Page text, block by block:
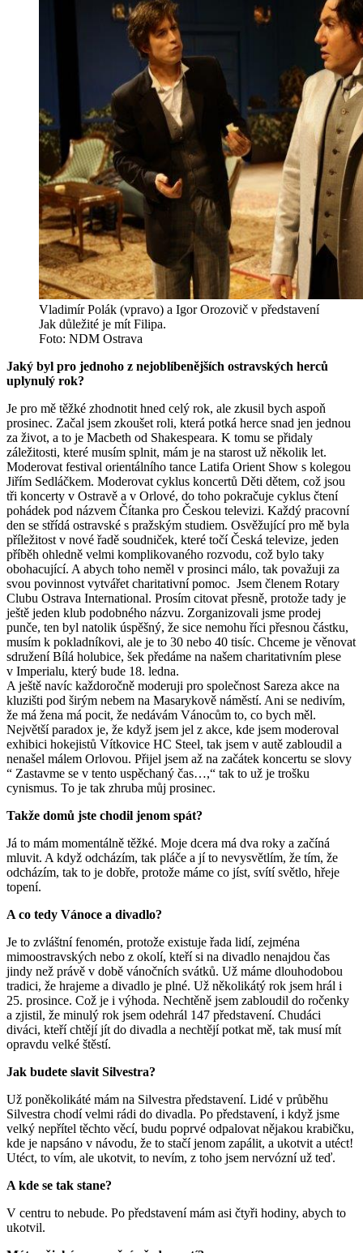
Vladimír Polák (vpravo) a Igor Orozovič v představení
Jak důležité je mít Filipa.
Foto: NDM Ostrava
Jaký byl pro jednoho z nejoblíbenějších ostravských herců
uplynulý rok?
Je pro mě těžké zhodnotit hned celý rok, ale zkusil bych aspoň
prosinec. Začal jsem zkoušet roli, která potká herce snad jen jednou
za život, a to je Macbeth od Shakespeara. K tomu se přidaly
záležitosti, které musím splnit, mám je na starost už několik let.
Moderovat festival orientálního tance Latifa Orient Show s kolegou
Jiřím Sedláčkem. Moderovat cyklus koncertů Děti dětem, což jsou
tři koncerty v Ostravě a v Orlové, do toho pokračuje cyklus čtení
pohádek pod názvem Čítanka pro Českou televizi. Každý pracovní
den se střídá ostravské s pražským studiem. Osvěžující pro mě byla
příležitost v nové řadě soudniček, které točí Česká televize, jeden
příběh ohledně velmi komplikovaného rozvodu, což bylo taky
obohacující. A abych toho neměl v prosinci málo, tak považuji za
svou povinnost vytvářet charitativní pomoc. Jsem členem Rotary
Clubu Ostrava International. Prosím citovat přesně, protože tady je
ještě jeden klub podobného názvu. Zorganizovali jsme prodej
punče, ten byl natolik úspěšný, že sice nemohu říci přesnou částku,
musím k pokladníkovi, ale je to 30 nebo 40 tisíc. Chceme je věnovat
sdružení Bílá holubice, šek předáme na našem charitativním plese
v Imperialu, který bude 18. ledna.
A ještě navíc každoročně moderuji pro společnost Sareza akce na
kluzišti pod širým nebem na Masarykově náměstí. Ani se nedivím,
že má žena má pocit, že nedávám Vánocům to, co bych měl.
Největší paradox je, že když jsem jel z akce, kde jsem moderoval
exhibici hokejistů Vítkovice HC Steel, tak jsem v autě zabloudil a
nenašel málem Orlovou. Přijel jsem až na začátek koncertu se slovy
“ Zastavme se v tento uspěchaný čas…,“ tak to už je trošku
cynismus. To je tak zhruba můj prosinec.
Takže domů jste chodil jenom spát?
Já to mám momentálně těžké. Moje dcera má dva roky a začíná
mluvit. A když odcházím, tak pláče a jí to nevysvětlím, že tím, že
odcházím, tak to je dobře, protože máme co jíst, svítí světlo, hřeje
topení.
A co tedy Vánoce a divadlo?
Je to zvláštní fenomén, protože existuje řada lidí, zejména
mimoostravských nebo z okolí, kteří si na divadlo nenajdou čas
jindy než právě v době vánočních svátků. Už máme dlouhodobou
tradici, že hrajeme a divadlo je plné. Už několikátý rok jsem hrál i
25. prosince. Což je i výhoda. Nechtěně jsem zabloudil do ročenky
a zjistil, že minulý rok jsem odehrál 147 představení. Chudáci
diváci, kteří chtějí jít do divadla a nechtějí potkat mě, tak musí mít
opravdu velké štěstí.
Jak budete slavit Silvestra?
Už poněkolikáté mám na Silvestra představení. Lidé v průběhu
Silvestra chodí velmi rádi do divadla. Po představení, i když jsme
velký nepřítel těchto věcí, budu poprvé odpalovat nějakou krabičku,
kde je napsáno v návodu, že to stačí jenom zapálit, a ukotvit a utéct!
Utéct, to vím, ale ukotvit, to nevím, z toho jsem nervózní už teď.
A kde se tak stane?
V centru to nebude. Po představení mám asi čtyři hodiny, abych to
ukotvil.